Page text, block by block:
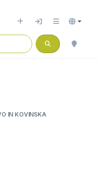
IN KOVINSKA